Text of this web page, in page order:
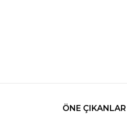
ÖNE ÇIKANLAR